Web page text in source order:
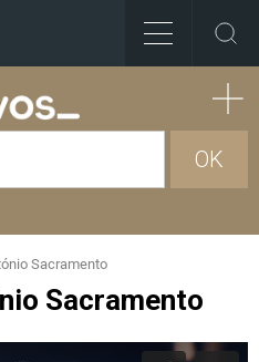
OK
Sacramento
Sacramento